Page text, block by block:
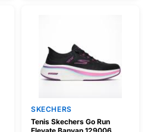
SKECHERS
Tenis Skechers Go Run